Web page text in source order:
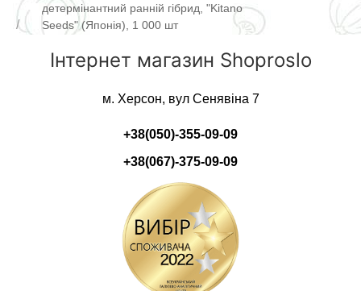
детермінантний ранній гібрид, "Kitano
Seeds" (Японія), 1 000 шт
Інтернет магазин Shoproslo
м. Херсон, вул Сенявіна 7
+38(050)-355-09-09
+38(067)-375-09-09